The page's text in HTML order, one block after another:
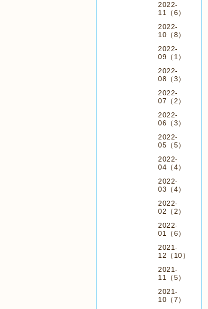
2022-
11（6）
2022-
10（8）
2022-
09（1）
2022-
08（3）
2022-
07（2）
2022-
06（3）
2022-
05（5）
2022-
04（4）
2022-
03（4）
2022-
02（2）
2022-
01（6）
2021-
12（10）
2021-
11（5）
2021-
10（7）